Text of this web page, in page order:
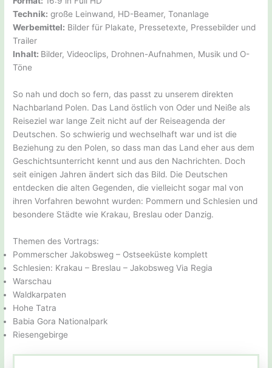
Technik: große Leinwand, HD-Beamer, Tonanlage
Werbemittel: Bilder für Plakate, Pressetexte, Pressebilder und
Trailer
Inhalt: Bilder, Videoclips, Drohnen-Aufnahmen, Musik und O-
Töne
So nah und doch so fern, das passt zu unserem direkten
Nachbarland Polen. Das Land östlich von Oder und Neiße als
Reiseziel war lange Zeit nicht auf der Reiseagenda der
Deutschen. So schwierig und wechselhaft war und ist die
Beziehung zu den Polen, so dass man das Land eher aus dem
Geschichtsunterricht kennt und aus den Nachrichten. Doch
seit einigen Jahren ändert sich das Bild. Die Deutschen
entdecken die alten Gegenden, die vielleicht sogar mal von
ihren Vorfahren bewohnt wurden: Pommern und Schlesien und
besondere Städte wie Krakau, Breslau oder Danzig.
Themen des Vortrags:
Pommerscher Jakobsweg – Ostseeküste komplett
Schlesien: Krakau – Breslau – Jakobsweg Via Regia
Warschau
Waldkarpaten
Hohe Tatra
Babia Gora Nationalpark
Riesengebirge